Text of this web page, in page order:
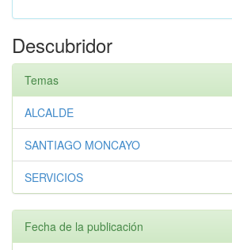
Descubridor
Temas
ALCALDE
SANTIAGO MONCAYO
SERVICIOS
Fecha de la publicación